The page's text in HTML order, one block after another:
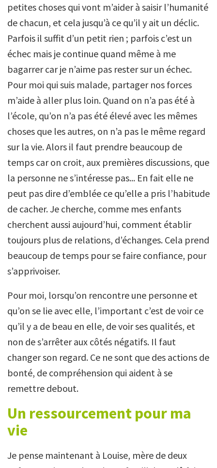
petites choses qui vont m’aider à saisir l’humanité
de chacun, et cela jusqu’à ce qu’il y ait un déclic.
Parfois il suffit d’un petit rien ; parfois c’est un
échec mais je continue quand même à me
bagarrer car je n’aime pas rester sur un échec.
Pour moi qui suis malade, partager nos forces
m’aide à aller plus loin. Quand on n’a pas été à
l’école, qu’on n’a pas été élevé avec les mêmes
choses que les autres, on n’a pas le même regard
sur la vie. Alors il faut prendre beaucoup de
temps car on croit, aux premières discussions, que
la personne ne s’intéresse pas... En fait elle ne
peut pas dire d’emblée ce qu’elle a pris l’habitude
de cacher. Je cherche, comme mes enfants
cherchent aussi aujourd’hui, comment établir
toujours plus de relations, d’échanges. Cela prend
beaucoup de temps pour se faire confiance, pour
s’apprivoiser.
Pour moi, lorsqu’on rencontre une personne et
qu’on se lie avec elle, l’important c’est de voir ce
qu’il y a de beau en elle, de voir ses qualités, et
non de s’arrêter aux côtés négatifs. Il faut
changer son regard. Ce ne sont que des actions de
bonté, de compréhension qui aident à se
remettre debout.
Un ressourcement pour ma
vie
Je pense maintenant à Louise, mère de deux